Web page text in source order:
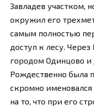
Завладев участком,
окружил его
самым полностью
доступ к лесу.
городом Одинцово
Рождественно была
скромно
на то, что при его